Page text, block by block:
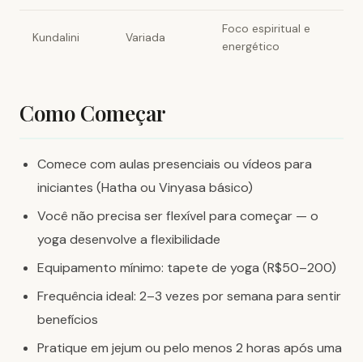
Kundalini Variada
Foco espiritual e
energético
Como Começar
Comece com aulas presenciais ou vídeos para
iniciantes (Hatha ou Vinyasa básico)
Você não precisa ser flexível para começar — o
yoga desenvolve a flexibilidade
Equipamento mínimo: tapete de yoga (R$50–200)
Frequência ideal: 2–3 vezes por semana para sentir
benefícios
Pratique em jejum ou pelo menos 2 horas após uma